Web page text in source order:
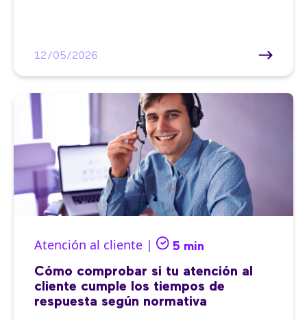
12/05/2026
Atención al cliente | 5 min
Cómo comprobar si tu atención al
cliente cumple los tiempos de
respuesta según normativa